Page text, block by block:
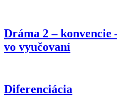
Dráma 2 –
vo vyučovaní
Diferenciácia